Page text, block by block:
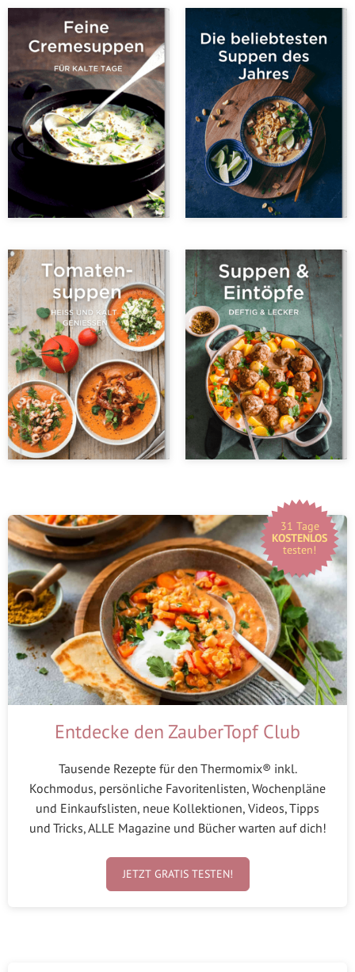
31 Tage
KOSTENLOS
testen!
Entdecke den ZauberTopf Club
Tausende Rezepte für den Thermomix® inkl.
Kochmodus, persönliche Favoritenlisten, Wochenpläne
und Einkaufslisten, neue Kollektionen, Videos, Tipps
und Tricks, ALLE Magazine und Bücher warten auf dich!
JETZT GRATIS TESTEN!